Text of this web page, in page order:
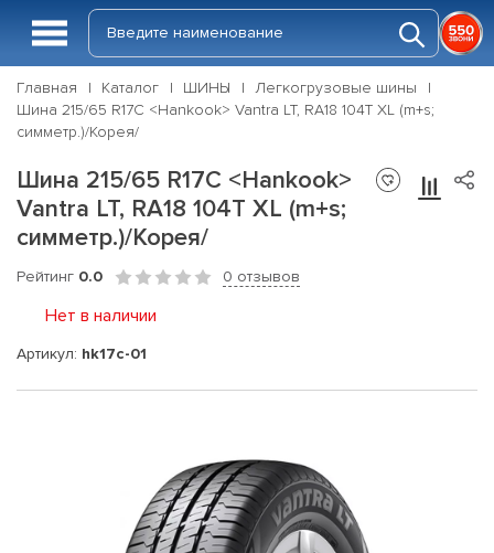
Главная Каталог ШИНЫ
Легкогрузовые шины
Шина 215/65 R17C <Hankook> Vantra LT, RA18 104T XL (m+s;
симметр.)/Корея/
Шина 215/65 R17C <Hankook>
Vantra LT, RA18 104T XL (m+s;
симметр.)/Корея/
Рейтинг 0.0 0 отзывов
Нет в наличии
Артикул: hk17c-01